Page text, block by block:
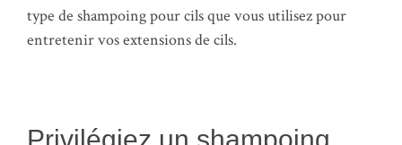
type de shampoing pour cils que vous utilisez pour
entretenir vos extensions de cils.
Privilégiez un shampoing